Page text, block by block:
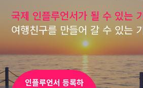
국제 인플루언서가 될 수 있는
여행친구를 만들어 갈 수 있는
인플루언서 등록하